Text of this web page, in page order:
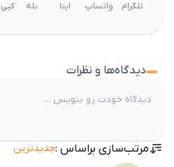
تلگرام واتساپ ایتا بله
دیدگاه‌ها و نظرات
مرتب‌سازی براساس :جدیدترین